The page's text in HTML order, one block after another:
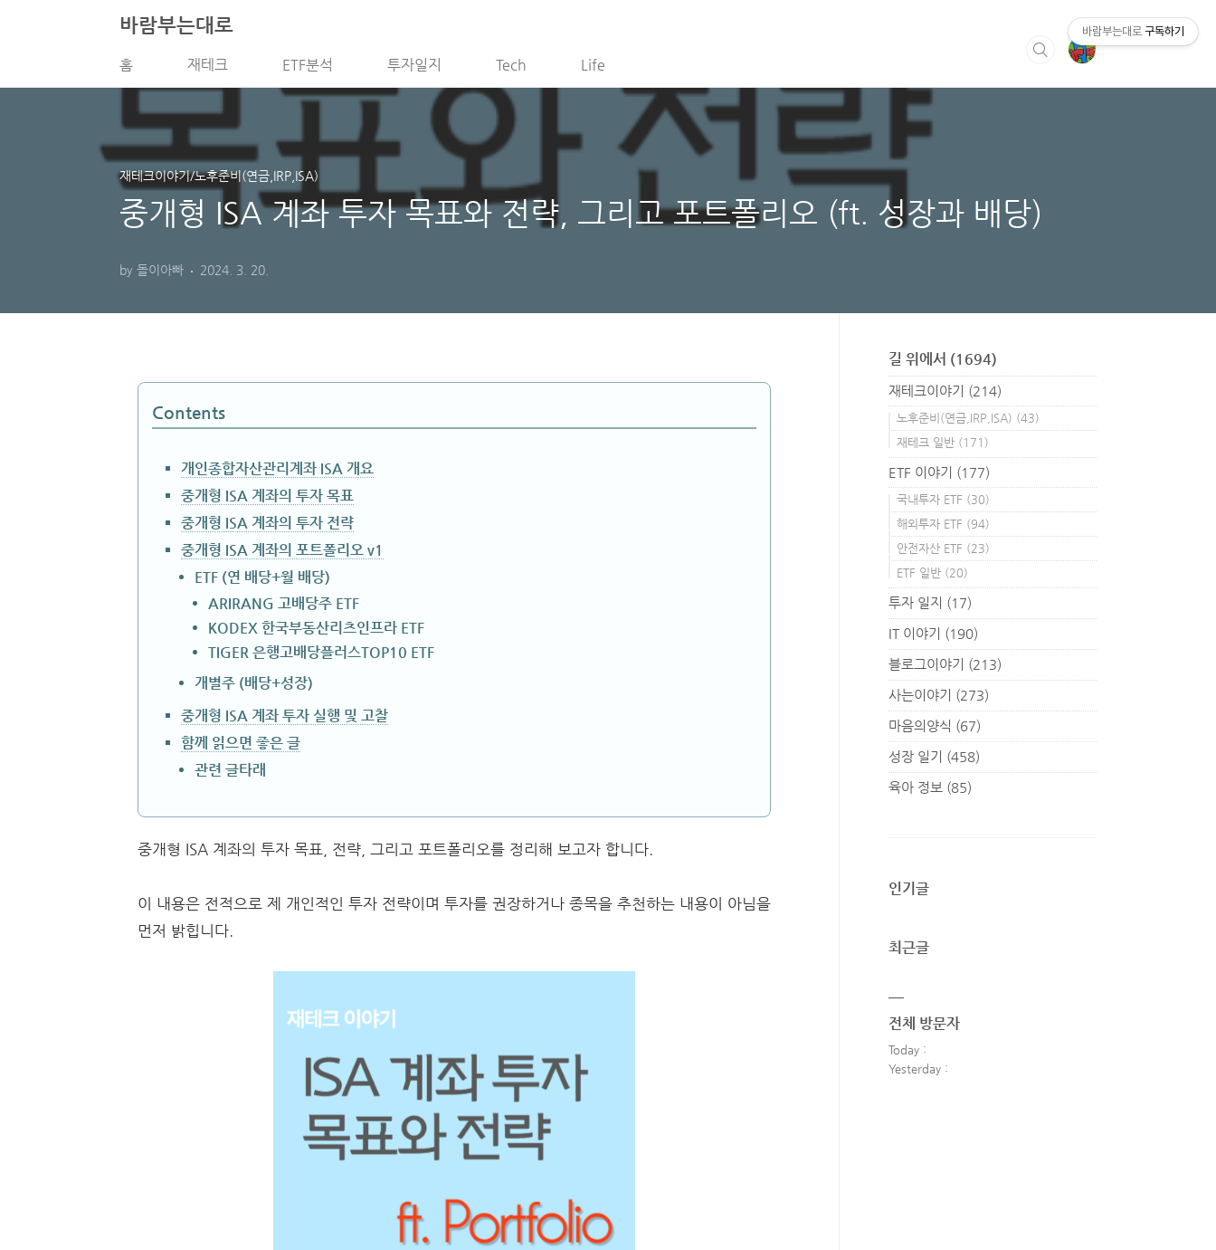
바람부는대로
홈 재테크 ETF분석 투자일지 Tech Life
재테크이야기/노후준비(연금,IRP,ISA)
중개형 ISA 계좌 투자 목표와 전략, 그리고 포트폴리오 (ft. 성장과 배당)
by 돌이아빠 2024. 3. 20.
Contents
개인종합자산관리계좌 ISA 개요
중개형 ISA 계좌의 투자 목표
중개형 ISA 계좌의 투자 전략
중개형 ISA 계좌의 포트폴리오 v1
ETF (연 배당+월 배당)
ARIRANG 고배당주 ETF
KODEX 한국부동산리츠인프라 ETF
TIGER 은행고배당플러스TOP10 ETF
개별주 (배당+성장)
중개형 ISA 계좌 투자 실행 및 고찰
함께 읽으면 좋은 글
관련 글타래
중개형 ISA 계좌의 투자 목표, 전략, 그리고 포트폴리오를 정리해 보고자 합니다.
이 내용은 전적으로 제 개인적인 투자 전략이며 투자를 권장하거나 종목을 추천하는 내용이 아님을
먼저 밝힙니다.
길 위에서 (1694)
재테크이야기 (214)
노후준비(연금,IRP,ISA) (43)
재테크 일반 (171)
ETF 이야기 (177)
국내투자 ETF (30)
해외투자 ETF (94)
안전자산 ETF (23)
ETF 일반 (20)
투자 일지 (17)
IT 이야기 (190)
블로그이야기 (213)
사는이야기 (273)
마음의양식 (67)
성장 일기 (458)
육아 정보 (85)
인기글
최근글
전체 방문자
Today :
Yesterday :
바람부는대로 구독하기